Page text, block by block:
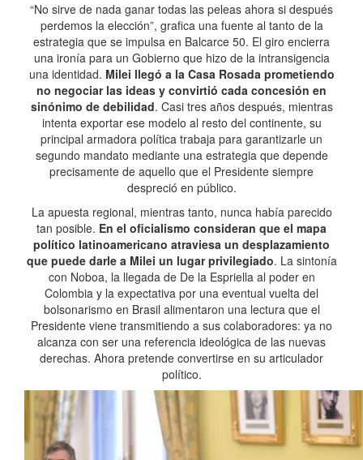
“No sirve de nada ganar todas las peleas ahora si después
perdemos la elección”, grafica una fuente al tanto de la
estrategia que se impulsa en Balcarce 50. El giro encierra
una ironía para un Gobierno que hizo de la intransigencia
una identidad. Milei llegó a la Casa Rosada prometiendo
no negociar las ideas y convirtió cada concesión en
sinónimo de debilidad. Casi tres años después, mientras
intenta exportar ese modelo al resto del continente, su
principal armadora política trabaja para garantizarle un
segundo mandato mediante una estrategia que depende
precisamente de aquello que el Presidente siempre
despreció en público.
La apuesta regional, mientras tanto, nunca había parecido
tan posible. En el oficialismo consideran que el mapa
político latinoamericano atraviesa un desplazamiento
que puede darle a Milei un lugar privilegiado. La sintonía
con Noboa, la llegada de De la Espriella al poder en
Colombia y la expectativa por una eventual vuelta del
bolsonarismo en Brasil alimentaron una lectura que el
Presidente viene transmitiendo a sus colaboradores: ya no
alcanza con ser una referencia ideológica de las nuevas
derechas. Ahora pretende convertirse en su articulador
político.